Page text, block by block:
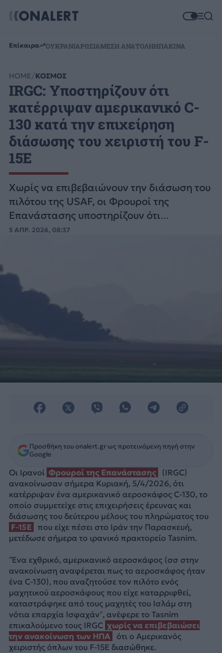
Επίκαιρα ΟΥΚΡΑΝΙΑΡΩΣΙΑΜΕΣΗ ΑΝΑΤΟΛΗΗΠΑΚΙΝΑ
HOME ΚΟΣΜΟΣ
IRGC: Υποστηρίζουν ότι
κατέρριψαν αμερικανικό C-
130 κατά την επιχείρηση
διάσωσης του χειριστή του F-
15E
Χωρίς να επιβεβαιώνουν την διάσωση του
πιλότου της USAF, οι Φρουροί της
Επανάστασης υποστηρίζουν ότι
κατέρριψαν ένα C-130 που μετείχε στις
5 ΑΠΡ. 2026, 08:37
Προσθήκη του onalert.gr ως προτεινόμενη πηγή στην
Google
Οι Ιρανοί Φρουροί της Επανάστασης
(IRGC)
ανακοίνωσαν σήμερα Κυριακή, 5/4/2026, ότι
κατέρριψαν ένα αμερικανικό αεροσκάφος C-130, το
οποίο συμμετείχε στις επιχειρήσεις έρευνας και
διάσωσης του δεύτερου μέλους του πληρώματος του
F-15E
που είχε πέσει στο Ιράν την Παρασκευή,
μετέδωσε σήμερα το ιρανικό πρακτορείο Tasnim.
“Ένα εχθρικό, αμερικανικό αεροσκάφος (σσ στην
ανακοίνωση αναφέρεται πως το αεροσκάφος ήταν
ένα C-130), που αναζητούσε τον πιλότο ενός
μαχητικού αεροσκάφους που είχε καταρριφθεί,
καταστράφηκε από τους μαχητές του Ισλάμ στη
νότια επαρχία Ισφαχάν”, ανέφερε το Tasnim
επικαλούμενο τους IRGC χωρίς να επιβεβαιώσει
την ανακοίνωση των ΗΠΑ
ότι ο Αμερικανός
χειριστής όπλων του F-15E διασώθηκε.